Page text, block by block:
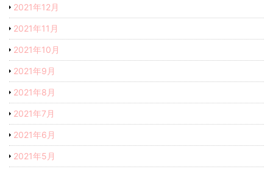
2021年12月
2021年11月
2021年10月
2021年9月
2021年8月
2021年7月
2021年6月
2021年5月